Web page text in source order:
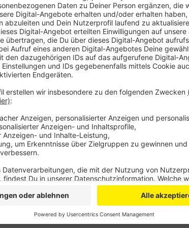
Befragt wurden die Händler zu ihren
zeige sich auch hier, dass das
heißt es vom Verband. Kundenfrequenzen
weit unter dem Niveau von 2019. Auch im
etwas schlechter ab. Nur rund jeder vierte
Umsätzen als vor einem Jahr berichtet. Bei
geringer. Der Verband sieht in den
Anzeige